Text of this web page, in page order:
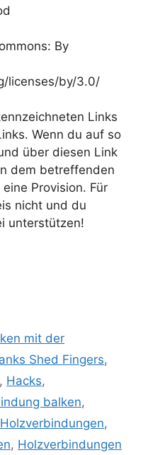
By
licenses/by/3.0/
Links
Wenn du auf so
über diesen Link
dem betreffenden
Provision. Für
nicht und du
unterstützen!
mit der
Shed Fingers,
, Hacks,
balken,
Holzverbindungen,
, Holzverbindungen